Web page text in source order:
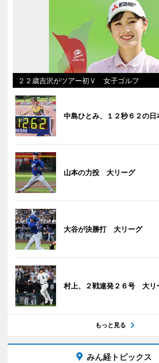
２２歳吉沢がツアー初Ｖ 女子ゴルフ
中島ひとみ、１２秒６２の日
山本の力投 大リーグ
大谷が決勝打 大リーグ
村上、２戦連発２６号 大リ
もっと見る
みん経トピックス